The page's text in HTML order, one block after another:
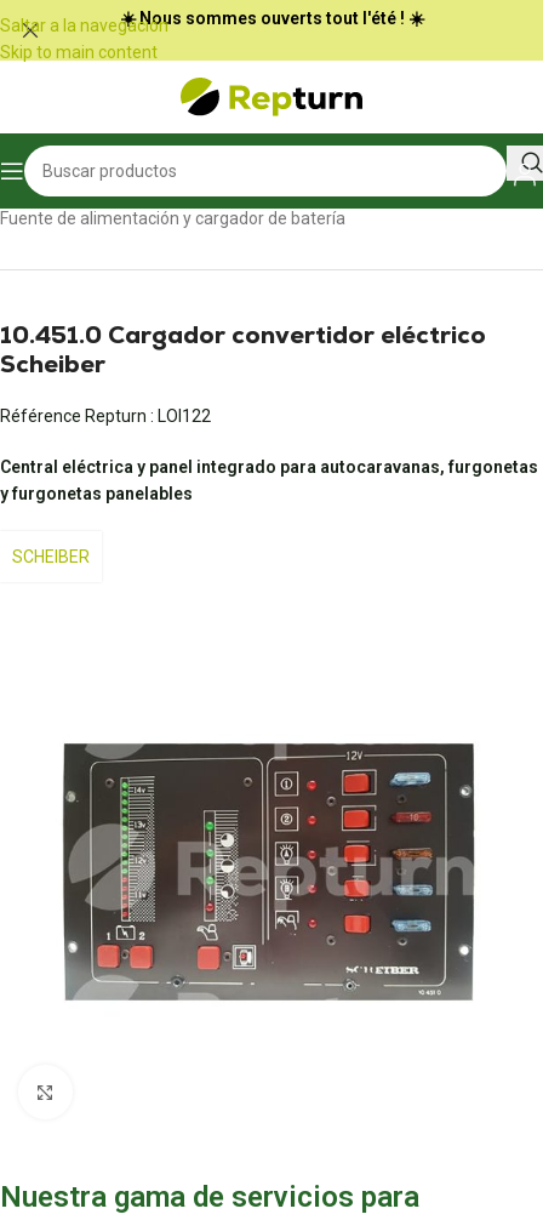
Panel de gestión de cookies
Saltar a la navegación
Skip to main content
☀️ Nous sommes ouverts tout l'été ! ☀️
Inicio/Autocaravanas y furgonetas
Fuente de alimentación y cargador de batería
10.451.0 Cargador convertidor eléctrico
Scheiber
Référence Repturn : LOI122
Central eléctrica y panel integrado para autocaravanas, furgonetas
y furgonetas panelables
SCHEIBER
Nuestra gama de servicios para